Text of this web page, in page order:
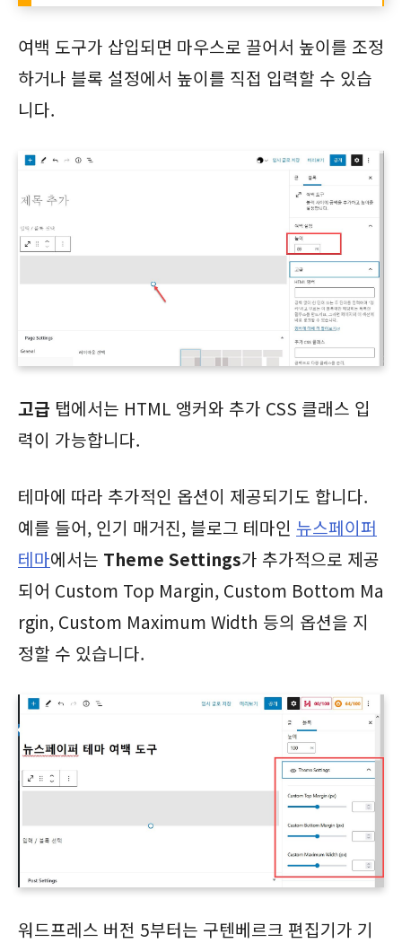
여백 도구가 삽입되면 마우스로 끌어서 높이를 조정
하거나 블록 설정에서 높이를 직접 입력할 수 있습
니다.
고급 탭에서는 HTML 앵커와 추가 CSS 클래스 입
력이 가능합니다.
테마에 따라 추가적인 옵션이 제공되기도 합니다.
예를 들어, 인기 매거진, 블로그 테마인 뉴스페이퍼
테마에서는 Theme Settings가 추가적으로 제공
되어 Custom Top Margin, Custom Bottom Ma
rgin, Custom Maximum Width 등의 옵션을 지
정할 수 있습니다.
워드프레스 버전 5부터는 구텐베르크 편집기가 기